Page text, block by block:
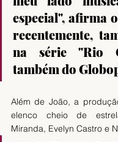
especial", afirma
recentemente,
na série "Rio
também do
Além de João, a
elenco cheio de
Miranda, Evelyn Castro e